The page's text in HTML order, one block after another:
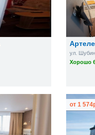
ул.
Хорошо
от 1 574